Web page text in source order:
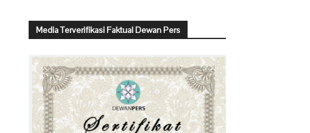
Media Terverifikasi Faktual Dewan Pers